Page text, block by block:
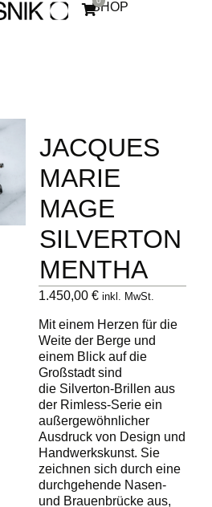
SHOP
JACQUES
MARIE
MAGE
SILVERTON
MENTHA
1.450,00 € inkl. MwSt.
Mit einem Herzen für die
Weite der Berge und
einem Blick auf die
Großstadt sind
die Silverton-Brillen aus
der Rimless-Serie ein
außergewöhnlicher
Ausdruck von Design und
Handwerkskunst. Sie
zeichnen sich durch eine
durchgehende Nasen-
und Brauenbrücke aus,